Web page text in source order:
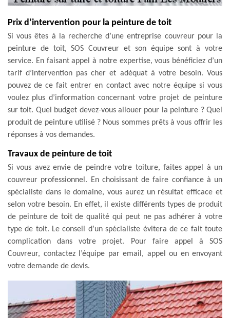
Prix d’intervention pour la peinture de toit
Si vous êtes à la recherche d’une entreprise couvreur pour la
peinture de toit, SOS Couvreur et son équipe sont à votre
service. En faisant appel à notre expertise, vous bénéficiez d’un
tarif d’intervention pas cher et adéquat à votre besoin. Vous
pouvez de ce fait entrer en contact avec notre équipe si vous
voulez plus d’information concernant votre projet de peinture
sur toit. Quel budget devez-vous allouer pour la peinture ? Quel
produit de peinture utilisé ? Nous sommes prêts à vous offrir les
réponses à vos demandes.
Travaux de peinture de toit
Si vous avez envie de peindre votre toiture, faites appel à un
couvreur professionnel. En choisissant de faire confiance à un
spécialiste dans le domaine, vous aurez un résultat efficace et
selon votre besoin. En effet, il existe différents types de produit
de peinture de toit de qualité qui peut ne pas adhérer à votre
type de toit. Le conseil d’un spécialiste évitera de ce fait toute
complication dans votre projet. Pour faire appel à SOS
Couvreur, contactez l’équipe par email, appel ou en envoyant
votre demande de devis.